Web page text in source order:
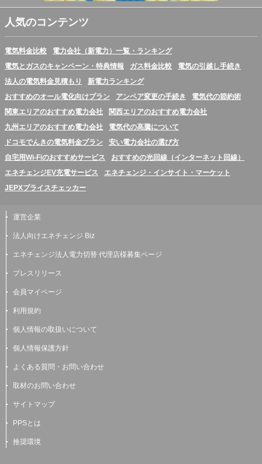
人気のコンテンツ
電気料金比較
電力会社（新電力）一覧・ランキング
電気とガスのキャンペーン・特典情報
ガス料金比較
電気の引越し手続き
法人の電気料金見積もり
新電力ランキング
おすすめのオール電化向けプラン
アンペア変更の手続き
電気代の節約術
関東エリアのおすすめ電力会社
関西エリアのおすすめ電力会社
九州エリアのおすすめ電力会社
電気代の高騰について
ドコモでんきの電気料金プラン
安い電力会社の選び方
自宅用Wi-Fiのおすすめサービス
おすすめの光回線（インターネット回線）
エネチェンジEV充電サービス
エネチェンジ・インサイト・マーケット
JEPXプライスチェッカー
運営企業
法人向けエネチェンジ Biz
エネチェンジ法人電力切替 代理店様募集ページ
プレスリリース
会員マイページ
利用規約
個人情報の取扱いについて
個人情報保護方針
よくある質問・お問い合わせ
取材のお問い合わせ
サイトマップ
PPSとは
推奨環境